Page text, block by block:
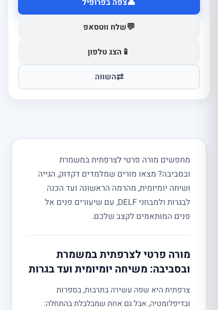
צפה בפרופיל
💬שלח ווטסאפ
📱 הצג טלפון
⇄השווה
מחפשים מורה פרטי לצרפתית במשמרת
ובסביבה? מצאו מורים שמלמדים דקדוק, הגייה
ושיחה יומיומית, מהרמה הראשונה ועד הכנה
לבגרות ולמבחני DELF, עם שיעורים פנים אל
פנים המותאמים לקצב שלכם.
מורה פרטי לצרפתית במשמרת
ובסביבה: משיחה יומיומית ועד בגרות
צרפתית היא שפה עשירה בתרבות, בספרות
ובדיפלומטיה, אבל גם אחת שמבלבלת בהתחלה: